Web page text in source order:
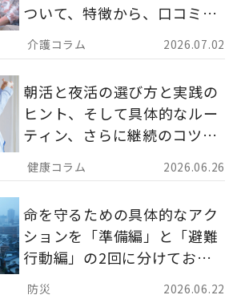
2026.07.02
ついて、特徴から、口コミ、
災害備蓄としての活用法まで
分かりやすく解説します。
2026.06.26
朝活と夜活の選び方と実践の
ヒント、そして具体的なルー
ティン、さらに継続のコツま
でを詳しくご紹介します。
2026.06.22
命を守るための具体的なアク
ションを「準備編」と「避難
行動編」の2回に分けてお届
けしています。